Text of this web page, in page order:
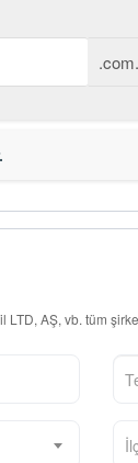
LTD, AŞ, vb. tüm